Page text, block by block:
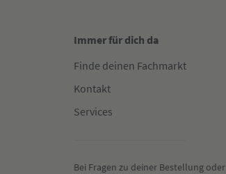
Immer für dich da
Finde deinen Fachmarkt
Kontakt
Services
Bei Fragen zu deiner Bestellung oder